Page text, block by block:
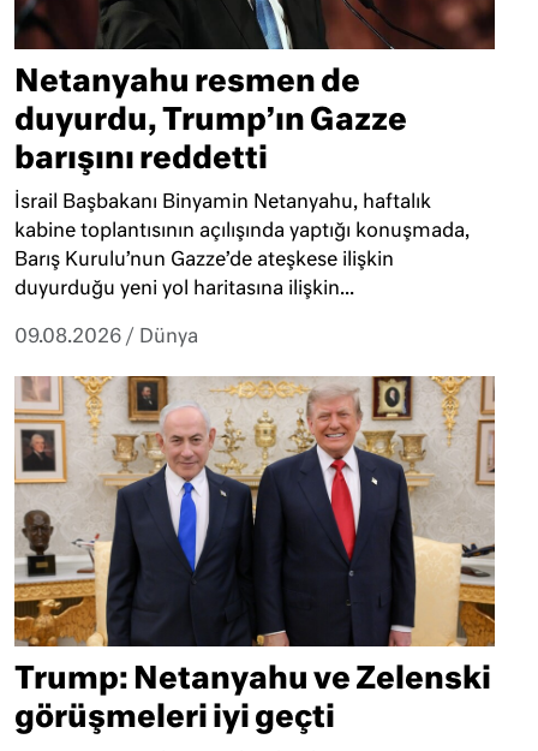
Netanyahu resmen de
duyurdu, Trump’ın Gazze
barışını reddetti
İsrail Başbakanı Binyamin Netanyahu, haftalık
kabine toplantısının açılışında yaptığı konuşmada,
Barış Kurulu’nun Gazze’de ateşkese ilişkin
duyurduğu yeni yol haritasına ilişkin...
09.08.2026 / Dünya
Trump: Netanyahu ve Zelenski
görüşmeleri iyi geçti